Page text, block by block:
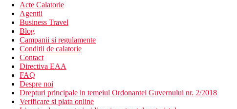
Acte Calatorie
Agentii
Business Travel
Blog
Campanii si regulamente
Conditii de calatorie
Contact
Directiva EAA
FAQ
Despre noi
Drepturi principale in temeiul Ordonantei Guvernului nr. 2/2018
Verificare si plata online